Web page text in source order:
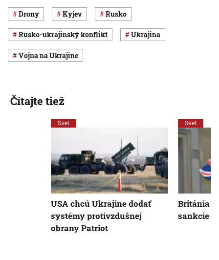
drony Kyjev Rusko
rusko-ukrajinský konflikt Ukrajina
vojna na Ukrajine
Čítajte tiež
Svet
USA chcú Ukrajine dodať
systémy protivzdušnej
obrany Patriot
Svet
Británia
sankcie